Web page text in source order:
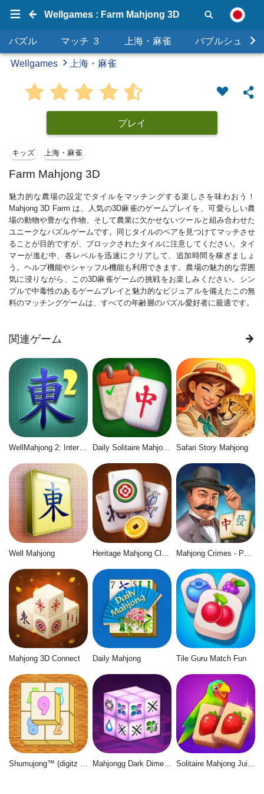
Wellgames : Farm Mahjong 3D
パズル マッチ ３ 上海・麻雀 バブルシュータ
Wellgames 上海・麻雀
プレイ
キッズ 上海・麻雀
Farm Mahjong 3D
魅力的な農場の設定でタイルをマッチングする楽しさを味わおう！
Mahjong 3D Farm は、人気の3D麻雀のゲームプレイを、可愛らしい農
場の動物や豊かな作物、そして農業に欠かせないツールと組み合わせた
ユニークなパズルゲームです。同じタイルのペアを見つけてマッチさせ
ることが目的ですが、ブロックされたタイルに注意してください。タイ
マーが進む中、各レベルを迅速にクリアして、追加時間を稼ぎましょ
う。ヘルプ機能やシャッフル機能も利用できます。農場の魅力的な雰囲
気に浸りながら、この3D麻雀ゲームの挑戦をお楽しみください。シン
プルで中毒性のあるゲームプレイと魅力的なビジュアルを備えたこの無
料のマッチングゲームは、すべての年齢層のパズル愛好者に最適です。
関連ゲーム
WellMahjong 2: Internet Community Daily Solitaire Mahjong Classic Safari Story Mahjong
Well Mahjong
Mahjong 3D Connect Daily Mahjong Tile Guru Match Fun
Shumujong™ (digitz mahjong) Mahjongg Dark Dimensions Solitaire Mahjong Juicy